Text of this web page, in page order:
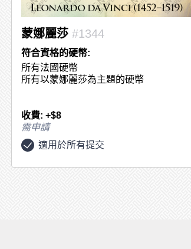
蒙娜麗莎#1344
符合資格的硬幣:
所有法國硬幣
所有以蒙娜麗莎為主題的硬幣
收費: +$8
需申請
適用於所有提交